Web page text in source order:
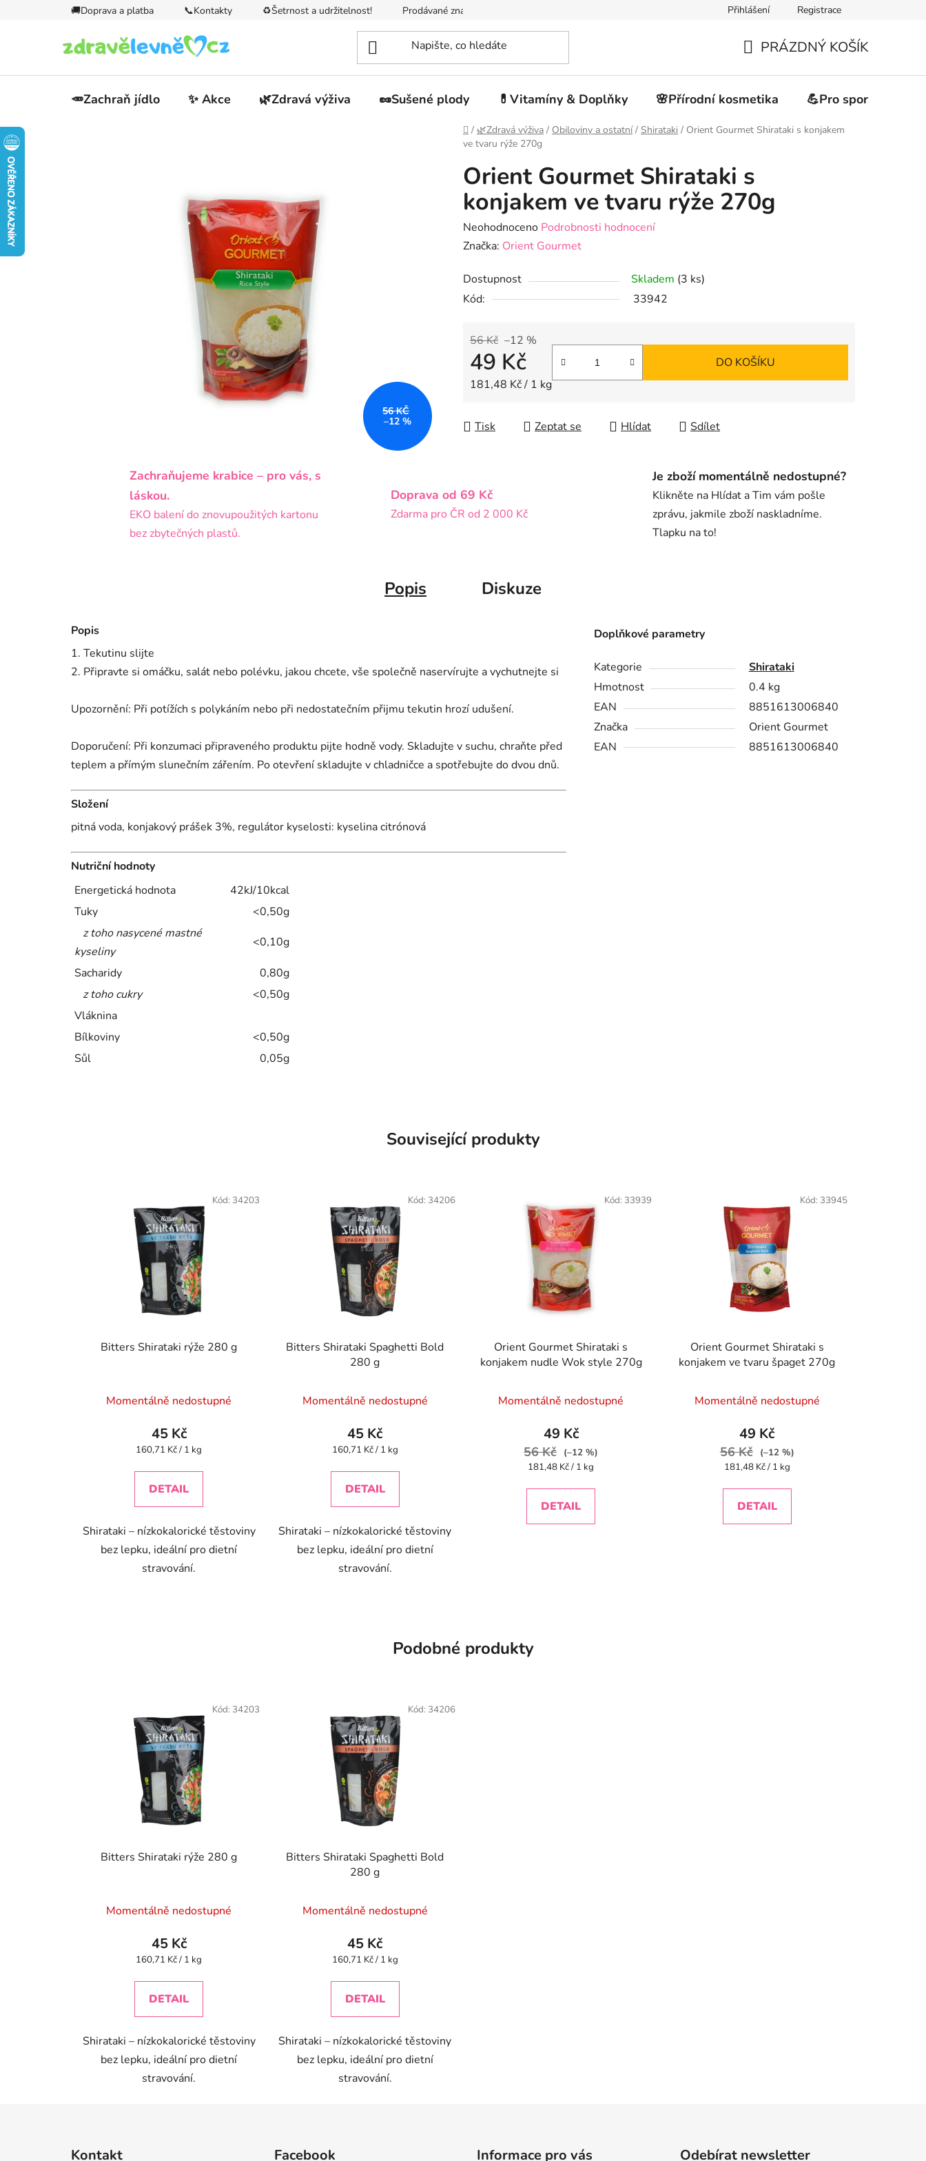
🚚Doprava a platba 📞Kontakty ♻️Šetrnost a udržitelnost! Prodávané značky Obchodní podmínky Podmínky ochrany osobních
Přihlášení Registrace
KOŠÍK
PRÁZDNÝ KOŠÍK
🥕Zachraň jídlo ✨ Akce 🌿Zdravá výživa 🥜Sušené plody 💊Vitamíny & Doplňky 🌸Přírodní kosmetika 💪Pro sportovce
Domů
/ 🌿Zdravá výživa / Obiloviny a ostatní / Shirataki / Orient Gourmet Shirataki s konjakem
ve tvaru rýže 270g
Orient Gourmet Shirataki s
konjakem ve tvaru rýže 270g
Průměrné
hodnocení
je
0,0
hvězdiček.
Neohodnoceno Podrobnosti hodnocení
Značka: Orient Gourmet
Dostupnost Skladem (3 ks)
Kód:
33942
56 Kč –12 %
49 Kč
Měrná cena:
181,48 Kč / 1 kg
DO KOŠÍKU
Tisk Zeptat se Hlídat Sdílet
56 KČ
–12 %
Zachraňujeme krabice – pro vás, s
láskou.
EKO balení do znovupoužitých kartonu
bez zbytečných plastů.
Doprava od 69 Kč
Zdarma pro ČR od 2 000 Kč
Je zboží momentálně nedostupné?
Klikněte na Hlídat a Tim vám pošle
zprávu, jakmile zboží naskladníme.
Tlapku na to!
Popis Diskuze
Popis
1. Tekutinu slijte
2. Připravte si omáčku, salát nebo polévku, jakou chcete, vše společně naservírujte a vychutnejte si
Upozornění: Při potížích s polykáním nebo při nedostatečním přijmu tekutin hrozí udušení.
Doporučení: Při konzumaci připraveného produktu pijte hodně vody. Skladujte v suchu, chraňte před
teplem a přímým slunečním zářením. Po otevření skladujte v chladničce a spotřebujte do dvou dnů.
Složení
pitná voda, konjakový prášek 3%, regulátor kyselosti: kyselina citrónová
Nutriční hodnoty
Energetická hodnota
42kJ/10kcal
Tuky
<0,50g
z toho nasycené mastné
kyseliny
<0,10g
Sacharidy
0,80g
z toho cukry
<0,50g
Vláknina
Bílkoviny
<0,50g
Sůl
0,05g
Doplňkové parametry
Kategorie
Shirataki
Hmotnost
0.4 kg
EAN
8851613006840
Značka
Orient Gourmet
EAN
8851613006840
Související produkty
Bitters Shirataki rýže 280 g
Momentálně nedostupné
45 Kč
Měrná
160,71 Kč / 1 kg
DETAIL
Shirataki – nízkokalorické těstoviny
bez lepku, ideální pro dietní
stravování.
Kód: 34203
Bitters Shirataki Spaghetti Bold
280 g
Momentálně nedostupné
45 Kč
Měrná
160,71 Kč / 1 kg
DETAIL
Shirataki – nízkokalorické těstoviny
bez lepku, ideální pro dietní
stravování.
Kód: 34206
Orient Gourmet Shirataki s
konjakem nudle Wok style 270g
Momentálně nedostupné
49 Kč
56 Kč (–12 %)
Měrná
181,48 Kč / 1 kg
DETAIL
Kód: 33939
Orient Gourmet Shirataki s
konjakem ve tvaru špaget 270g
Momentálně nedostupné
49 Kč
56 Kč
(–12 %)
Měrná
181,48 Kč / 1 kg
DETAIL
Kód: 33945
Podobné produkty
Bitters Shirataki rýže 280 g
Momentálně nedostupné
45 Kč
Měrná
160,71 Kč / 1 kg
DETAIL
Shirataki – nízkokalorické těstoviny
bez lepku, ideální pro dietní
stravování.
Kód: 34203
Bitters Shirataki Spaghetti Bold
280 g
Momentálně nedostupné
45 Kč
Měrná
160,71 Kč / 1 kg
DETAIL
Shirataki – nízkokalorické těstoviny
bez lepku, ideální pro dietní
stravování.
Kód: 34206
Kontakt Facebook Informace pro vás Odebírat newsletter